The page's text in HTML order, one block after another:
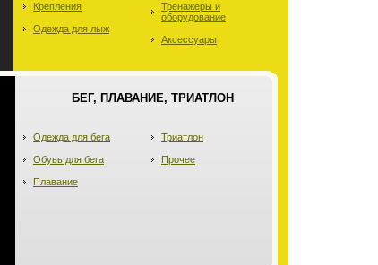
Крепления
Одежда для лыж
Тренажеры и
оборудование
Аксессуары
БЕГ, ПЛАВАНИЕ, ТРИАТЛОН
Одежда для бега
Обувь для бега
Плавание
Триатлон
Прочее